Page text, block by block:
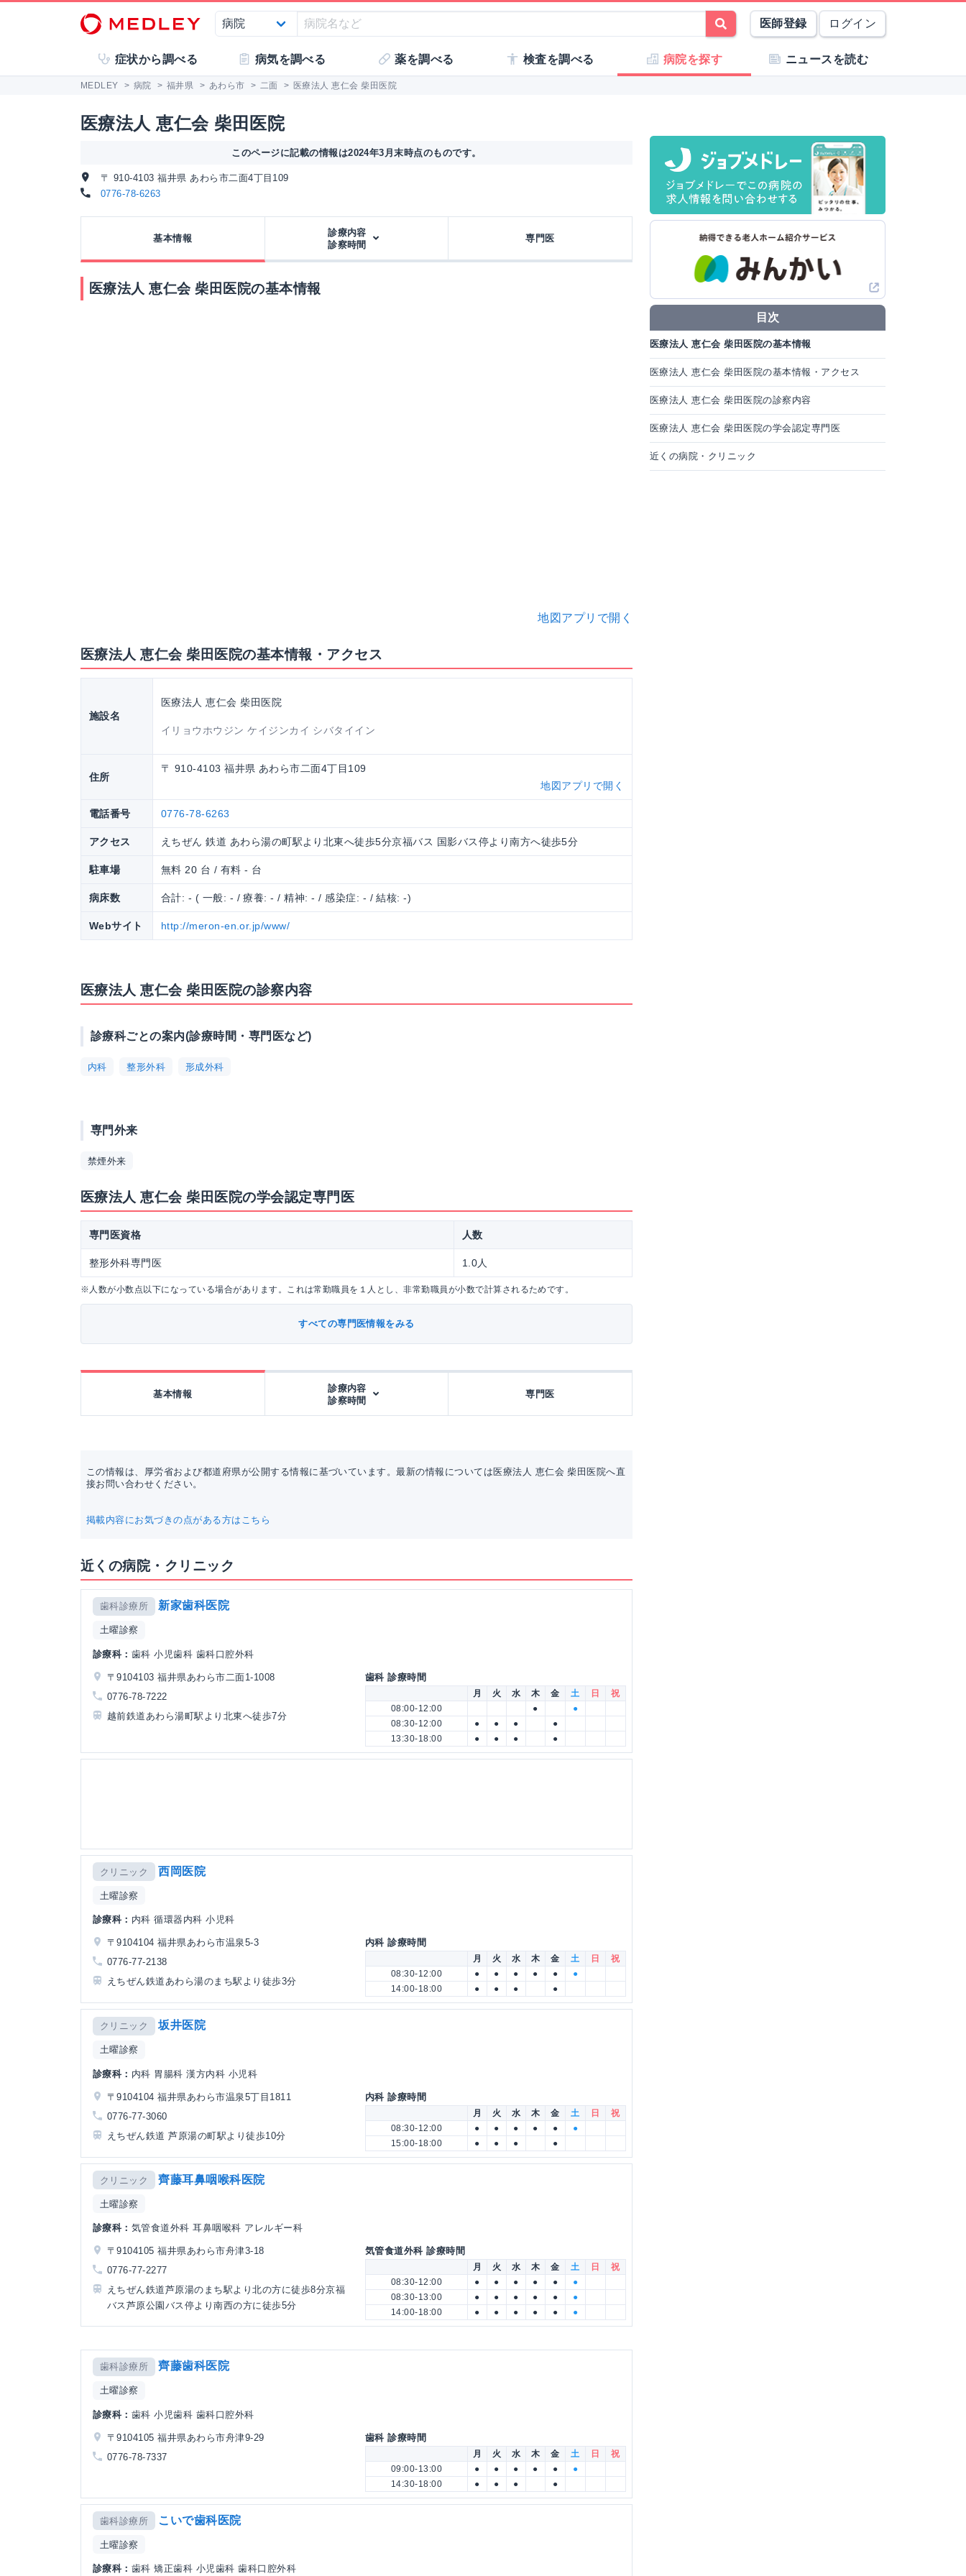
医師登録 ログイン
症状から調べる 病気を調べる 薬を調べる 検査を調べる 病院を探す ニュースを読む
MEDLEY > 病院 > 福井県 > あわら市 > 二面 > 医療法人 恵仁会 柴田医院
医療法人 恵仁会 柴田医院
このページに記載の情報は2024年3月末時点のものです。
〒 910-4103 福井県 あわら市二面4丁目109
0776-78-6263
基本情報
診療内容
診察時間
専門医
医療法人 恵仁会 柴田医院の基本情報
地図アプリで開く
医療法人 恵仁会 柴田医院の基本情報・アクセス
施設名
医療法人 恵仁会 柴田医院
イリョウホウジン ケイジンカイ シバタイイン
住所
〒 910-4103 福井県 あわら市二面4丁目109
地図アプリで開く
電話番号 0776-78-6263
アクセス えちぜん 鉄道 あわら湯の町駅より北東へ徒歩5分京福バス 国影バス停より南方へ徒歩5分
駐車場 無料 20 台 / 有料 - 台
病床数 合計: - ( 一般: - / 療養: - / 精神: - / 感染症: - / 結核: -)
Webサイト http://meron-en.or.jp/www/
医療法人 恵仁会 柴田医院の診察内容
診療科ごとの案内(診療時間・専門医など)
内科 整形外科 形成外科
専門外来
禁煙外来
医療法人 恵仁会 柴田医院の学会認定専門医
専門医資格 人数
整形外科専門医 1.0人
※人数が小数点以下になっている場合があります。これは常勤職員を１人とし、非常勤職員が小数で計算されるためです。
すべての専門医情報をみる
基本情報
診療内容
診察時間
専門医
この情報は、厚労省および都道府県が公開する情報に基づいています。最新の情報については医療法人 恵仁会 柴田医院へ直
接お問い合わせください。
掲載内容にお気づきの点がある方はこちら
近くの病院・クリニック
歯科診療所 新家歯科医院
土曜診察
診療科： 歯科 小児歯科 歯科口腔外科
〒9104103 福井県あわら市二面1-1008
0776-78-7222
越前鉄道あわら湯町駅より北東へ徒歩7分
歯科 診療時間
月 火 水 木 金 土 日
祝
08:00-12:00
●
●
08:30-12:00
● ● ●
●
13:30-18:00
● ● ● ●
クリニック 西岡医院
土曜診察
診療科： 内科 循環器内科 小児科
〒9104104 福井県あわら市温泉5-3
0776-77-2138
えちぜん鉄道あわら湯のまち駅より徒歩3分
内科 診療時間
月 火 水 木 金 土 日
祝
08:30-12:00
● ● ● ● ●
●
14:00-18:00
● ● ● ●
クリニック 坂井医院
土曜診察
診療科： 内科 胃腸科 漢方内科 小児科
〒9104104 福井県あわら市温泉5丁目1811
0776-77-3060
えちぜん鉄道 芦原湯の町駅より徒歩10分
内科 診療時間
月 火 水 木 金 土 日
祝
08:30-12:00
● ● ● ● ●
●
15:00-18:00
● ● ● ●
クリニック 齊藤耳鼻咽喉科医院
土曜診察
診療科： 気管食道外科 耳鼻咽喉科 アレルギー科
〒9104105 福井県あわら市舟津3-18
0776-77-2277
えちぜん鉄道芦原湯のまち駅より北の方に徒歩8分京福
バス芦原公園バス停より南西の方に徒歩5分
気管食道外科 診療時間
月 火 水 木 金 土 日
祝
08:30-12:00
● ● ● ● ●
●
08:30-13:00
● ● ● ● ●
●
14:00-18:00
● ● ● ● ● ●
歯科診療所 齊藤歯科医院
土曜診察
診療科： 歯科 小児歯科 歯科口腔外科
〒9104105 福井県あわら市舟津9-29
0776-78-7337
歯科 診療時間
月 火 水 木 金 土 日
祝
09:00-13:00
● ● ● ● ●
●
14:30-18:00
● ● ● ●
歯科診療所 こいで歯科医院
土曜診察
診療科： 歯科 矯正歯科 小児歯科 歯科口腔外科
目次
医療法人 恵仁会 柴田医院の基本情報
医療法人 恵仁会 柴田医院の基本情報・アクセス
医療法人 恵仁会 柴田医院の診察内容
医療法人 恵仁会 柴田医院の学会認定専門医
近くの病院・クリニック